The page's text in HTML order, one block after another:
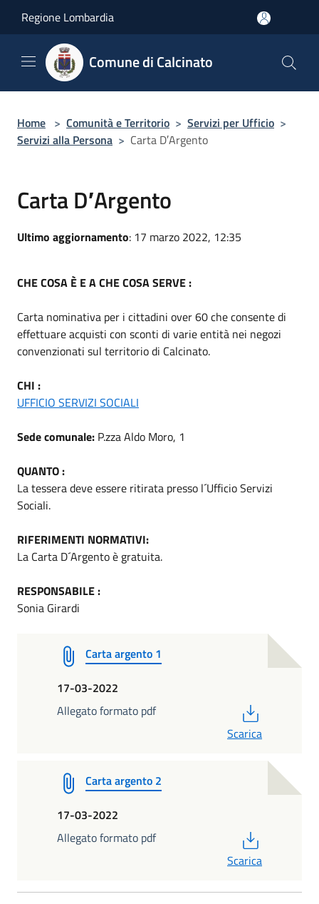
Regione Lombardia
Comune di Calcinato
Home > Comunità e Territorio > Servizi per Ufficio >
Servizi alla Persona > Carta D′Argento
Carta D′Argento
Ultimo aggiornamento: 17 marzo 2022, 12:35
CHE COSA È E A CHE COSA SERVE :
Carta nominativa per i cittadini over 60 che consente di
effettuare acquisti con sconti di varie entità nei negozi
convenzionati sul territorio di Calcinato.
CHI :
UFFICIO SERVIZI SOCIALI
Sede comunale: P.zza Aldo Moro, 1
QUANTO :
La tessera deve essere ritirata presso l´Ufficio Servizi
Sociali.
RIFERIMENTI NORMATIVI:
La Carta D´Argento è gratuita.
RESPONSABILE :
Sonia Girardi
Carta argento 1
17-03-2022
Allegato formato pdf
Scarica
Carta argento 2
17-03-2022
Allegato formato pdf
Scarica